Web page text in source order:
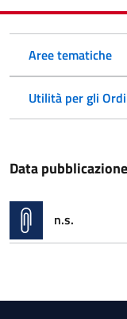
Aree tematiche
Utilità per gli
Data
n.s.